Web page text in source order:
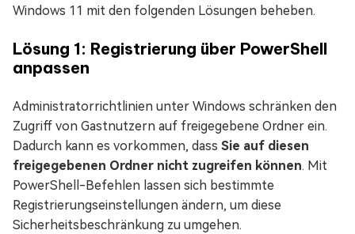
Windows 11 mit den folgenden Lösungen beheben.
Lösung 1: Registrierung über PowerShell
anpassen
Administratorrichtlinien unter Windows schränken den
Zugriff von Gastnutzern auf freigegebene Ordner ein.
Dadurch kann es vorkommen, dass Sie auf diesen
freigegebenen Ordner nicht zugreifen können. Mit
PowerShell-Befehlen lassen sich bestimmte
Registrierungseinstellungen ändern, um diese
Sicherheitsbeschränkung zu umgehen.